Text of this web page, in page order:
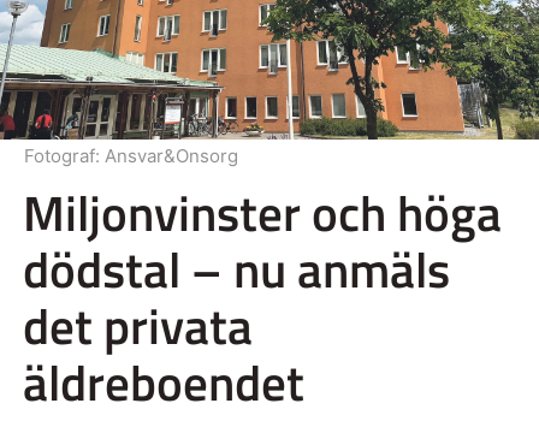
Miljonvinster och höga
dödstal – nu anmäls
det privata
äldreboendet
Fotograf: Ansvar&Onsorg